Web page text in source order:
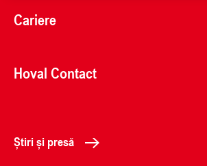
Cariere
Hoval Contact
Știri și presă